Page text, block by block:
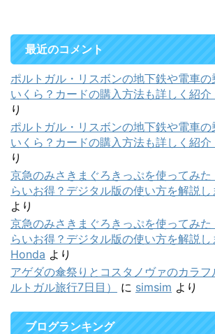
最近のコメント
ポルトガル・リスボンの地下鉄や電車
いくら？カードの購入方法も詳しく紹介
り
ポルトガル・リスボンの地下鉄や電車
いくら？カードの購入方法も詳しく紹介
り
京急のみさきまぐろきっぷを使ってみた
らいお得？デジタル版の使い方を解説し
より
京急のみさきまぐろきっぷを使ってみた
らいお得？デジタル版の使い方を解説し
Honda より
アゲダの傘祭りとコスタノヴァのカラ
ルトガル旅行7日目）
に simsim より
ブログランキング